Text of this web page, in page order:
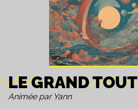
LE GRAND TOUT
Animée par Yann